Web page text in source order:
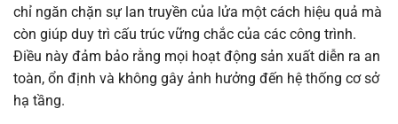
chỉ ngăn chặn sự lan truyền của lửa một cách hiệu quả mà
còn giúp duy trì cấu trúc vững chắc của các công trình.
Điều này đảm bảo rằng mọi hoạt động sản xuất diễn ra an
toàn, ổn định và không gây ảnh hưởng đến hệ thống cơ sở
hạ tầng.